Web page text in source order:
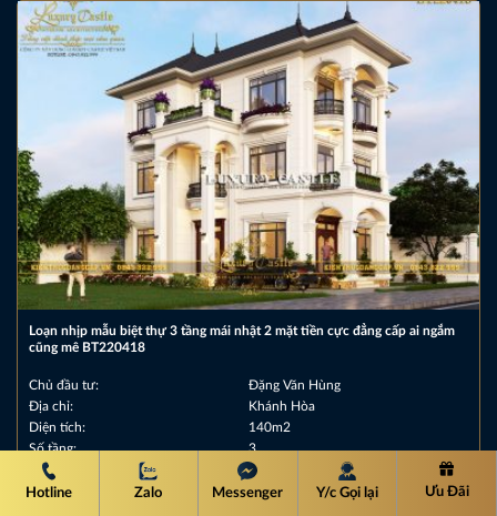
Loạn nhịp mẫu biệt thự 3 tầng mái nhật 2 mặt tiền cực đẳng cấp ai ngắm
cũng mê BT220418
Chủ đầu tư:
Đặng Văn Hùng
Địa chỉ:
Khánh Hòa
Diện tích:
140m2
Số tầng:
3
Hotline Zalo Messenger Y/c Gọi lại Ưu Đãi